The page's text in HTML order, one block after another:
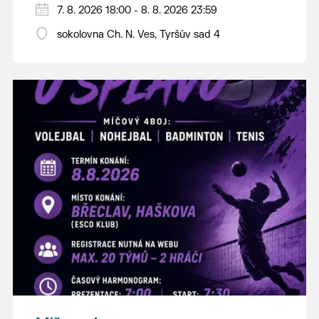
PÁTEK 7. srpna
18:00 - ruční stavění máje
14:00 - krojový průvod pro stárky od
hostince “U Buvola”
16:00 - odpolední zábava na sokolovně
21:00 - večerní zábava
K tanci a poslechu bude hrát DH
Lanžhotčané.
Těšíme se na Vás!
7. 8. 2026 18:00 - 8. 8. 2026 23:59
sokolovna Ch. N. Ves, Tyršův sad 4